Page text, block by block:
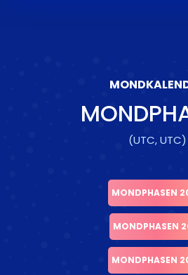
(UTC, UTC)
MONDPHASEN
MONDPHASEN
MONDPHASEN